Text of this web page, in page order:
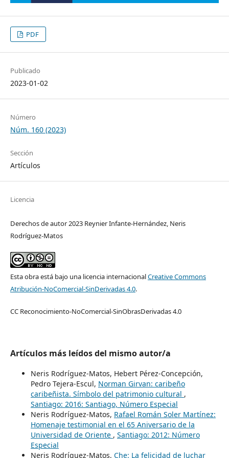
PDF
Publicado
2023-01-02
Número
Núm. 160 (2023)
Sección
Artículos
Licencia
Derechos de autor 2023 Reynier Infante-Hernández, Neris
Rodríguez-Matos
Esta obra está bajo una licencia internacionalCreative Commons
Atribución-NoComercial-SinDerivadas 4.0.
CC Reconocimiento-NoComercial-SinObrasDerivadas 4.0
Artículos más leídos del mismo autor/a
Neris Rodríguez-Matos, Hebert Pérez-Concepción,
Pedro Tejera-Escul, Norman Girvan: caribeño
caribeñista. Símbolo del patrimonio cultural ,
Santiago: 2016: Santiago, Número Especial
Neris Rodríguez-Matos, Rafael Román Soler Martínez:
Homenaje testimonial en el 65 Aniversario de la
Universidad de Oriente , Santiago: 2012: Número
Especial
Neris Rodríguez-Matos, Che: La felicidad de luchar